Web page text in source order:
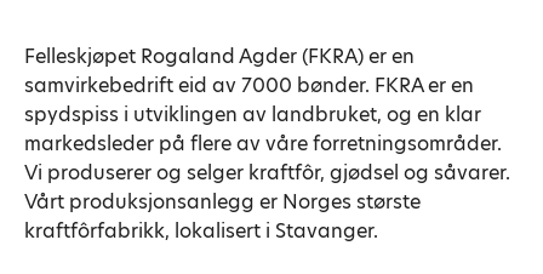
Felleskjøpet Rogaland Agder (FKRA) er en
samvirkebedrift eid av 7000 bønder. FKRA er en
spydspiss i utviklingen av landbruket, og en klar
markedsleder på flere av våre forretningsområder.
Vi produserer og selger kraftfôr, gjødsel og såvarer.
Vårt produksjonsanlegg er Norges største
kraftfôrfabrikk, lokalisert i Stavanger.